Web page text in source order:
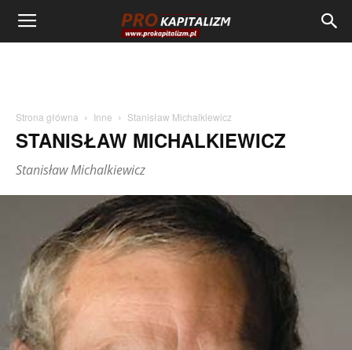
Strona główna Inne Stanisław Michalkiewicz
STANISŁAW MICHALKIEWICZ
Stanisław Michalkiewicz